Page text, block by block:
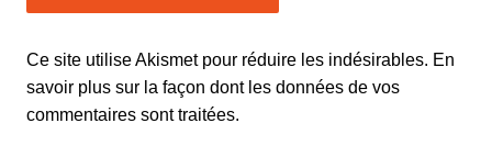
Ce site utilise Akismet pour réduire les indésirables. En
savoir plus sur la façon dont les données de vos
commentaires sont traitées.